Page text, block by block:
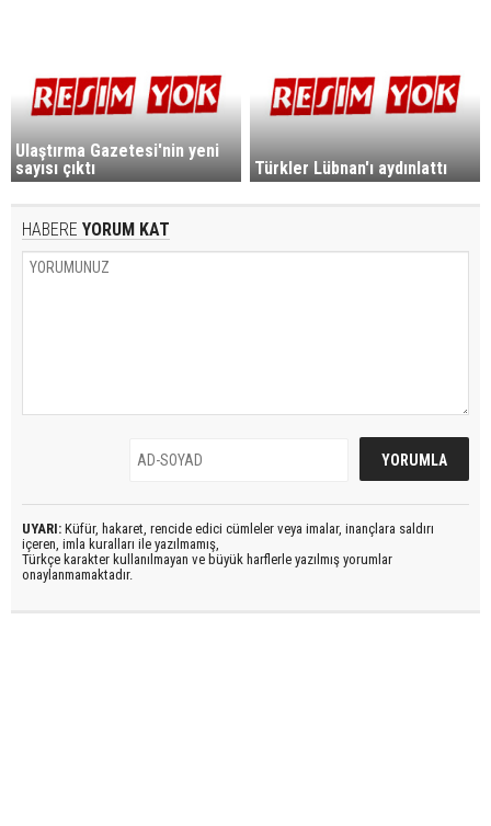
Ulaştırma Gazetesi'nin yeni
sayısı çıktı
Türkler Lübnan'ı aydınlattı
HABERE YORUM KAT
UYARI: Küfür, hakaret, rencide edici cümleler veya imalar, inançlara saldırı
içeren, imla kuralları ile yazılmamış,
Türkçe karakter kullanılmayan ve büyük harflerle yazılmış yorumlar
onaylanmamaktadır.